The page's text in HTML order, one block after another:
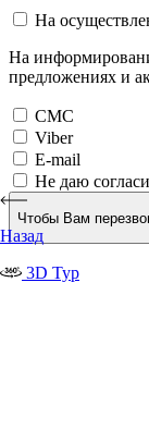
Назад
3D Тур
На
На
предложениях и
СМС
Viber
E-mail
Не даю
Чтобы Вам